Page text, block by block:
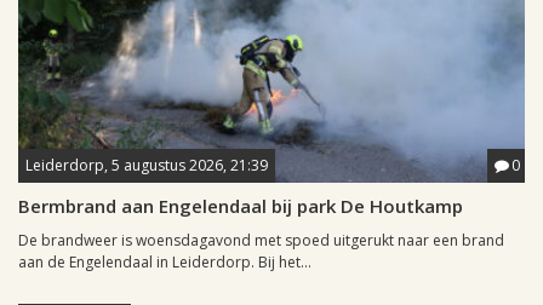
Leiderdorp, 5 augustus 2026, 21:39 0
Bermbrand aan Engelendaal bij park De Houtkamp
De brandweer is woensdagavond met spoed uitgerukt naar een brand
aan de Engelendaal in Leiderdorp. Bij het...